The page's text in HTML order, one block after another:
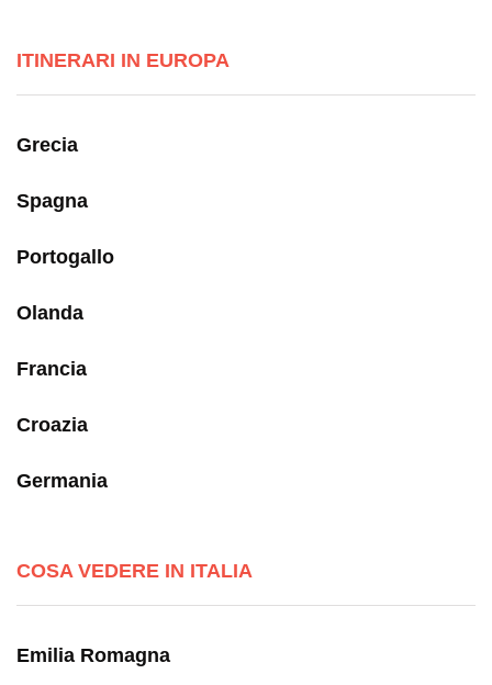
ITINERARI IN EUROPA
Grecia
Spagna
Portogallo
Olanda
Francia
Croazia
Germania
COSA VEDERE IN ITALIA
Emilia Romagna